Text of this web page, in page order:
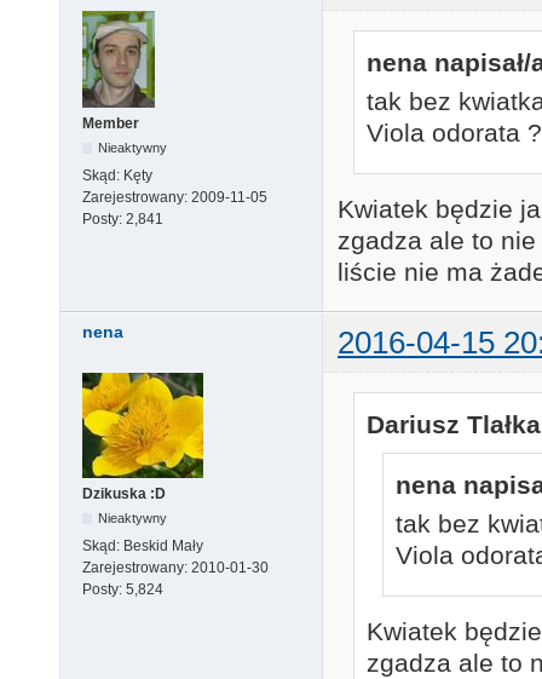
Member
Nieaktywny
Skąd: Kęty
Zarejestrowany: 2009-11-05
Posty: 2,841
nena napisał/
tak bez
Viola odorata ?
Kwiatek będzie
zgadza ale to
liście nie ma
nena 2016-04-15
Dzikuska :D
Nieaktywny
Skąd: Beskid Mały
Zarejestrowany: 2010-01-30
Posty: 5,824
Dariusz
nena
tak bez
Viola
Kwiatek
zgadza ale to